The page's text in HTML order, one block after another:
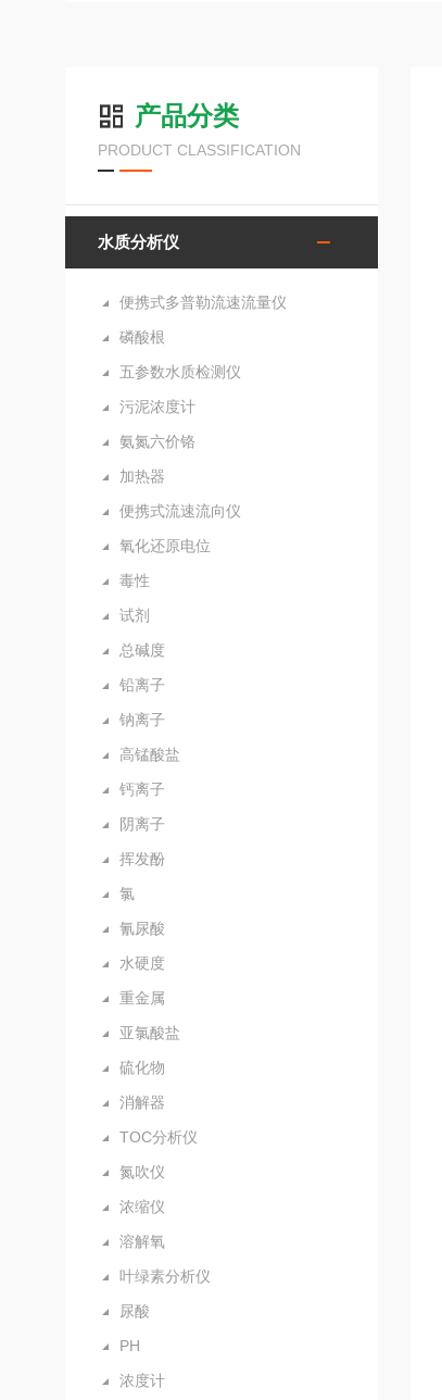
产品分类
PRODUCT CLASSIFICATION
水质分析仪
便携式多普勒流速流量仪
磷酸根
五参数水质检测仪
污泥浓度计
氨氮六价铬
加热器
便携式流速流向仪
氧化还原电位
毒性
试剂
总碱度
铅离子
钠离子
高锰酸盐
钙离子
阴离子
挥发酚
氯
氰尿酸
水硬度
重金属
亚氯酸盐
硫化物
消解器
TOC分析仪
氮吹仪
浓缩仪
溶解氧
叶绿素分析仪
尿酸
PH
浓度计